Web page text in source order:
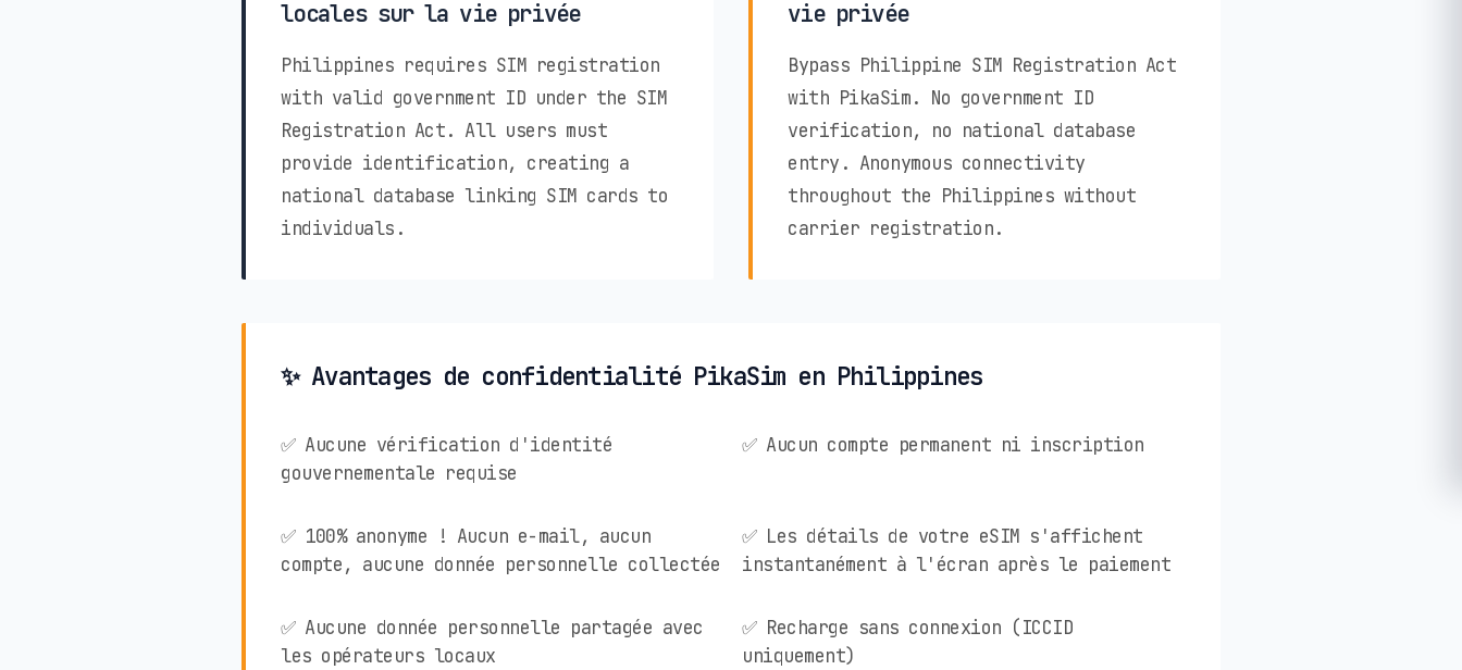
locales sur la vie privée
Philippines requires SIM registration
with valid government ID under the SIM
Registration Act. All users must
provide identification, creating a
national database linking SIM cards to
individuals.
vie privée
Bypass Philippine SIM Registration Act
with PikaSim. No government ID
verification, no national database
entry. Anonymous connectivity
throughout the Philippines without
carrier registration.
✨ Avantages de confidentialité PikaSim en Philippines
✅ Aucune vérification d'identité
gouvernementale requise
✅ Aucun compte permanent ni inscription
✅ 100% anonyme ! Aucun e-mail, aucun
compte, aucune donnée personnelle collectée
✅ Les détails de votre eSIM s'affichent
instantanément à l'écran après le paiement
✅ Aucune donnée personnelle partagée avec
les opérateurs locaux
✅ Recharge sans connexion (ICCID
uniquement)